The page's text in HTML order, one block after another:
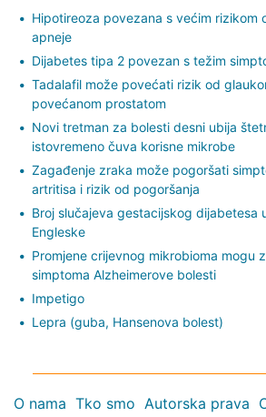
Hipotireoza povezana s većim rizikom
apneje
Dijabetes tipa 2 povezan s težim
Tadalafil može povećati rizik od
povećanom prostatom
Novi tretman za bolesti desni ubija
istovremeno čuva korisne mikrobe
Zagađenje zraka može pogoršati
artritisa i rizik od pogoršanja
Broj slučajeva gestacijskog dijabetesa
Engleske
Promjene crijevnog mikrobioma mogu
simptoma Alzheimerove bolesti
Impetigo
Lepra (guba, Hansenova bolest)
O nama Tko smo Autorska prava